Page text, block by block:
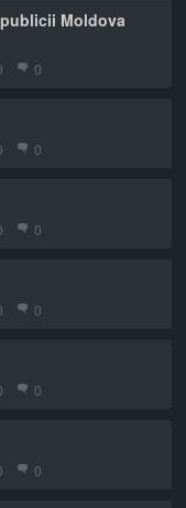
Moldova
0
0
0
0
0
0